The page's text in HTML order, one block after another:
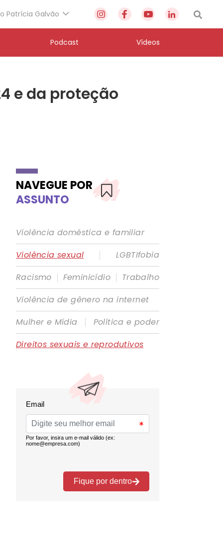
Patrícia Galvão
Podcast Vídeos
e da proteção
NAVEGUE POR
ASSUNTO
Violência doméstica e familiar
Violência sexual
|
LGBTIfobia
Racismo | Feminicídio | Trabalho
Violência de gênero na internet
Mulher e Mídia
|
Política e poder
Direitos sexuais e reprodutivos